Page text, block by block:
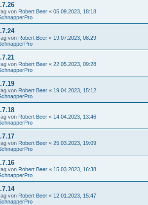
von Robert Beer « 05.09.2023, 18:18
von Robert Beer « 19.07.2023, 08:29
von Robert Beer « 22.05.2023, 09:28
von Robert Beer « 19.04.2023, 15:12
von Robert Beer « 14.04.2023, 13:46
von Robert Beer « 25.03.2023, 19:09
von Robert Beer « 15.03.2023, 16:38
von Robert Beer « 12.01.2023, 15:47